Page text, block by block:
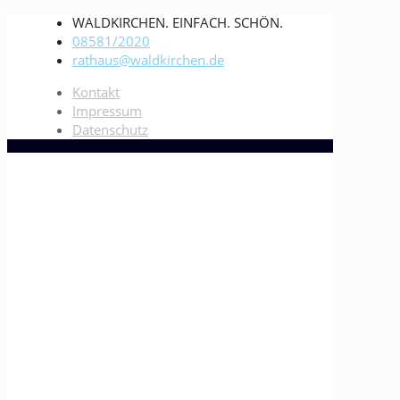
WALDKIRCHEN. EINFACH. SCHÖN.
08581/2020
rathaus@waldkirchen.de
Kontakt
Impressum
Datenschutz